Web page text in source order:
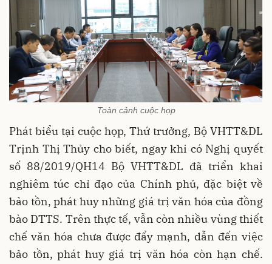
Toàn cảnh cuộc họp
Phát biểu tại cuộc họp, Thứ trưởng, Bộ VHTT&DL
Trịnh Thị Thủy cho biết, ngay khi có Nghị quyết
số 88/2019/QH14 Bộ VHTT&DL đã triển khai
nghiêm túc chỉ đạo của Chính phủ, đặc biệt về
bảo tồn, phát huy những giá trị văn hóa của đồng
bào DTTS. Trên thực tế, vẫn còn nhiều vùng thiết
chế văn hóa chưa được đẩy mạnh, dẫn đến việc
bảo tồn, phát huy giá trị văn hóa còn hạn chế.